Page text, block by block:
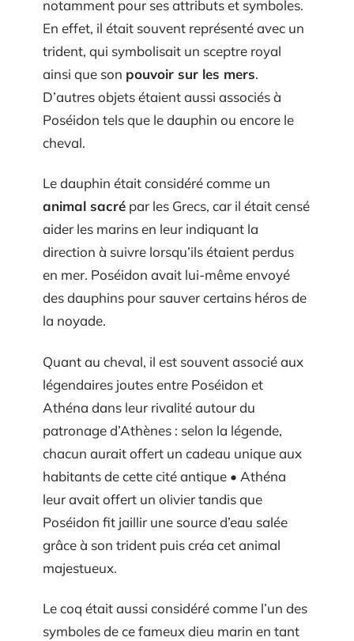
notamment pour ses attributs et symboles.
En effet, il était souvent représenté avec un
trident, qui symbolisait un sceptre royal
ainsi que son pouvoir sur les mers.
D’autres objets étaient aussi associés à
Poséidon tels que le dauphin ou encore le
cheval.
Le dauphin était considéré comme un
animal sacré par les Grecs, car il était censé
aider les marins en leur indiquant la
direction à suivre lorsqu’ils étaient perdus
en mer. Poséidon avait lui-même envoyé
des dauphins pour sauver certains héros de
la noyade.
Quant au cheval, il est souvent associé aux
légendaires joutes entre Poséidon et
Athéna dans leur rivalité autour du
patronage d’Athènes : selon la légende,
chacun aurait offert un cadeau unique aux
habitants de cette cité antique • Athéna
leur avait offert un olivier tandis que
Poséidon fit jaillir une source d’eau salée
grâce à son trident puis créa cet animal
majestueux.
Le coq était aussi considéré comme l’un des
symboles de ce fameux dieu marin en tant